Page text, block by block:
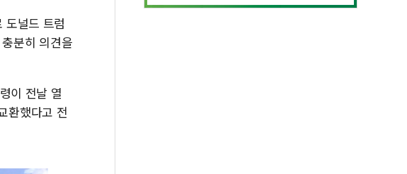
도널드 트럼
분히 의견을
이 전날 열
환했다고 전